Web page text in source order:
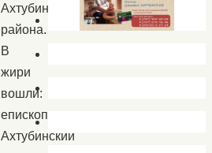
Ахтубинского
района.
В
жири
вошли:
епископ
Ахтубинский